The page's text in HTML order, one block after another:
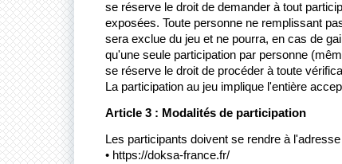
se réserve le droit de demander à tout
exposées. Toute personne ne remplissant
sera exclue du jeu et ne pourra, en cas de
qu'une seule participation par personne
se réserve le droit de procéder à toute
La participation au jeu implique l'entière
Article 3 : Modalités de participation
Les participants doivent se rendre à
• https://doksa-france.fr/